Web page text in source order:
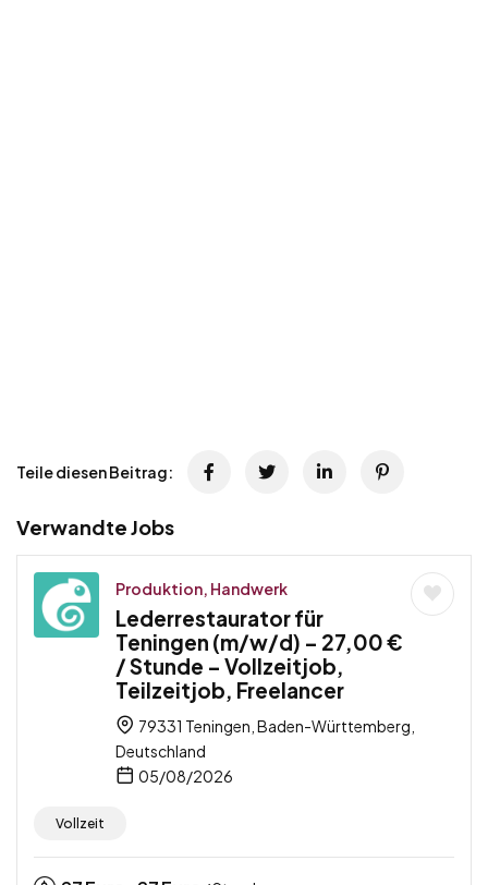
Teile diesen Beitrag:
Verwandte Jobs
Produktion, Handwerk
Lederrestaurator für
Teningen (m/w/d) – 27,00 €
/ Stunde – Vollzeitjob,
Teilzeitjob, Freelancer
79331 Teningen, Baden-Württemberg,
Deutschland
05/08/2026
Vollzeit